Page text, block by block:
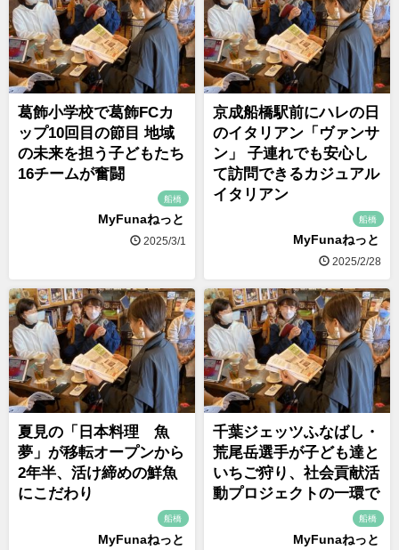
葛飾小学校で葛飾FCカ
ップ10回目の節目 地域
の未来を担う子どもたち
16チームが奮闘
船橋
MyFunaねっと
2025/3/1
京成船橋駅前にハレの日
のイタリアン「ヴァンサ
ン」 子連れでも安心し
て訪問できるカジュアル
イタリアン
船橋
MyFunaねっと
2025/2/28
夏見の「日本料理 魚
夢」が移転オープンから
2年半、活け締めの鮮魚
にこだわり
船橋
MyFunaねっと
千葉ジェッツふなばし・
荒尾岳選手が子ども達と
いちご狩り、社会貢献活
動プロジェクトの一環で
船橋
MyFunaねっと